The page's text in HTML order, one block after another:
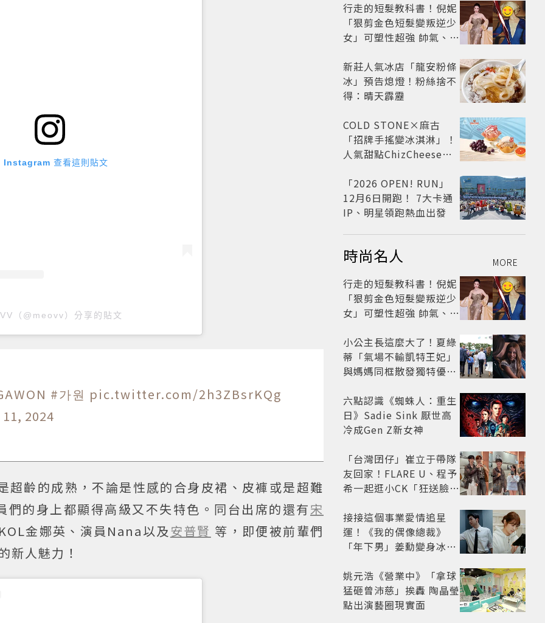
Instagram 查看這則貼文
（@meovv）分享的貼文
#가원 pic.twitter.com/2h3ZBsrKQg
2024
超齡的成熟，不論是性感的合身皮裙、皮褲或是超難
的身上都顯得高級又不失特色。同台出席的還有宋
金娜英、演員Nana以及安普賢 等，即便被前輩們
新人魅力！
行走的短髮教科書！倪妮
「狠剪金色短髮變叛逆少
女」可塑性超強 帥氣、優
新莊人氣冰店「龍安粉條
冰」預告熄燈！粉絲捨不
得：晴天霹靂
COLD STONE×麻古
「招牌手搖變冰淇淋」！
人氣甜點ChizCheese快
「2026 OPEN! RUN」
12月6日開跑！ 7大卡通
IP、明星領跑熱血出發
時尚名人 MORE
行走的短髮教科書！倪妮
「狠剪金色短髮變叛逆少
女」可塑性超強 帥氣、優
小公主長這麼大了！夏綠
蒂「氣場不輸凱特王妃」
與媽媽同框散發獨特優雅
六點認識《蜘蛛人：重生
日》Sadie Sink 厭世高
冷成Gen Z新女神
「台灣囝仔」崔立于帶隊
友回家！FLARE U、程予
希一起逛小CK「狂送臉頰
站私藏必逛名單
接接這個事業愛情追星
運！《我的偶像總裁》
「年下男」姜勳變身冰山
遇愛情
姚元浩《營業中》「拿球
猛砸曾沛慈」挨轟 陶晶瑩
點出演藝圈現實面